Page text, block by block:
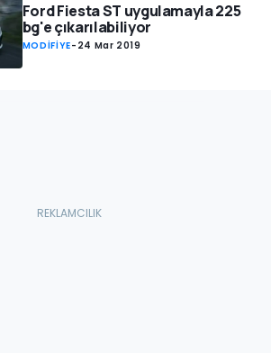
Ford Fiesta ST uygulamayla 225
bg'e çıkarılabiliyor
MODİFİYE- 24 Mar 2019